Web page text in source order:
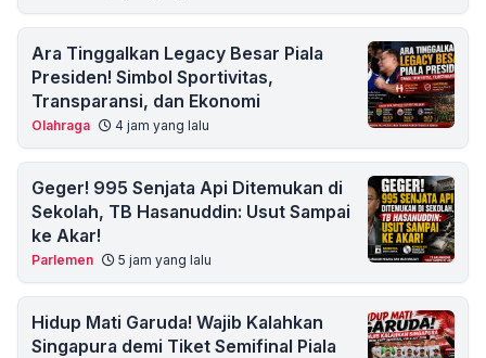
Ara Tinggalkan Legacy Besar Piala
Presiden! Simbol Sportivitas,
Transparansi, dan Ekonomi
Olahraga 4 jam yang lalu
Geger! 995 Senjata Api Ditemukan di
Sekolah, TB Hasanuddin: Usut Sampai
ke Akar!
Parlemen 5 jam yang lalu
Hidup Mati Garuda! Wajib Kalahkan
Singapura demi Tiket Semifinal Piala